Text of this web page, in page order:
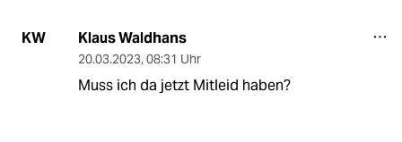
KW Klaus Waldhans
20.03.2023, 08:31 Uhr
Muss ich da jetzt Mitleid haben?